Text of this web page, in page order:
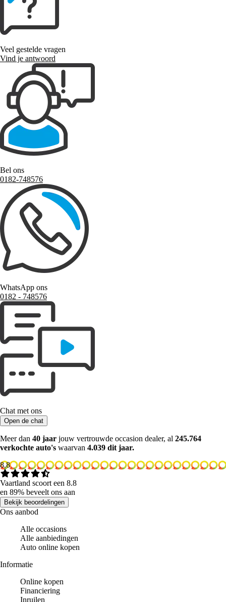
Veel gestelde vragen
Vind je antwoord
Bel ons
0182-748576
WhatsApp ons
0182 ‑ 748576
Chat met ons
Open de chat
Meer dan 40 jaar jouw vertrouwde occasion dealer, al 245.764
verkochte auto's waarvan 4.039 dit jaar.
8.8
Vaartland scoort een 8.8
en 89% beveelt ons aan
Bekijk beoordelingen
Ons aanbod
Alle occasions
Alle aanbiedingen
Auto online kopen
Informatie
Online kopen
Financiering
Inruilen